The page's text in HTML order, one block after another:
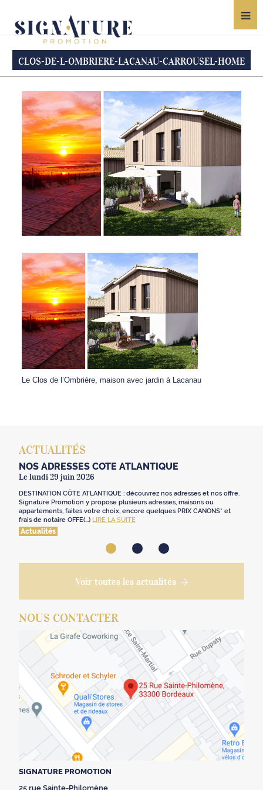
CLOS-DE-L-OMBRIERE-LACANAU-CARROUSEL-HOME
Le Clos de l’Ombrière, maison avec jardin à Lacanau
ACTUALITÉS
NOS ADRESSES CÔTE ATLANTIQUE
Le lundi 29 juin 2026
DESTINATION CÔTE ATLANTIQUE : découvrez nos adresses et nos offre.
Signature Promotion y propose plusieurs adresses, maisons ou
appartements, faites votre choix, encore quelques PRIX CANONS* et
frais de notaire OFFE(...) LIRE LA SUITE
Actualités
Voir toutes les actualités
NOUS CONTACTER
SIGNATURE PROMOTION
25 rue Sainte-Philomène